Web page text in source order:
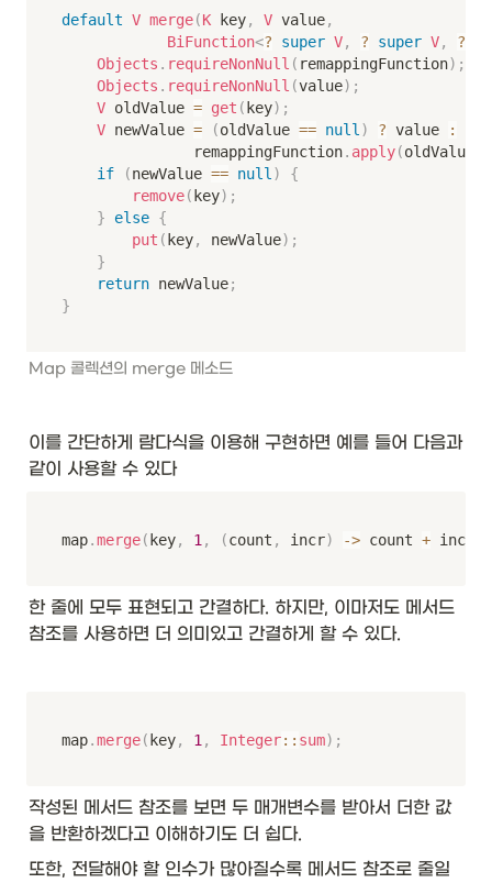
default V merge(K key, V value,
BiFunction<? super V, ? super V, ?
Objects . requireNonNull ( remappingFunction) ;
Objects . requireNonNull (value) ;
V oldValue = get ( key) ;
V newValue = (oldValue == null ) ? value
:
               remappingFunction
. apply(oldValue
if
(newValue == null )
{
remove( key) ;
}
else {
put ( key, newValue) ;
}
return newValue;
}
Map 콜렉션의 merge 메소드
이를 간단하게 람다식을 이용해 구현하면 예를 들어 다음과
같이 사용할 수 있다
map.merge( key, 1 , (count , incr) -> count + incr
한 줄에 모두 표현되고 간결하다. 하지만, 이마저도 메서드
참조를 사용하면 더 의미있고 간결하게 할 수 있다.
map.merge( key, 1 , Integer:: sum) ;
작성된 메서드 참조를 보면 두 매개변수를 받아서 더한 값
을 반환하겠다고 이해하기도 더 쉽다.
또한, 전달해야 할 인수가 많아질수록 메서드 참조로 줄일